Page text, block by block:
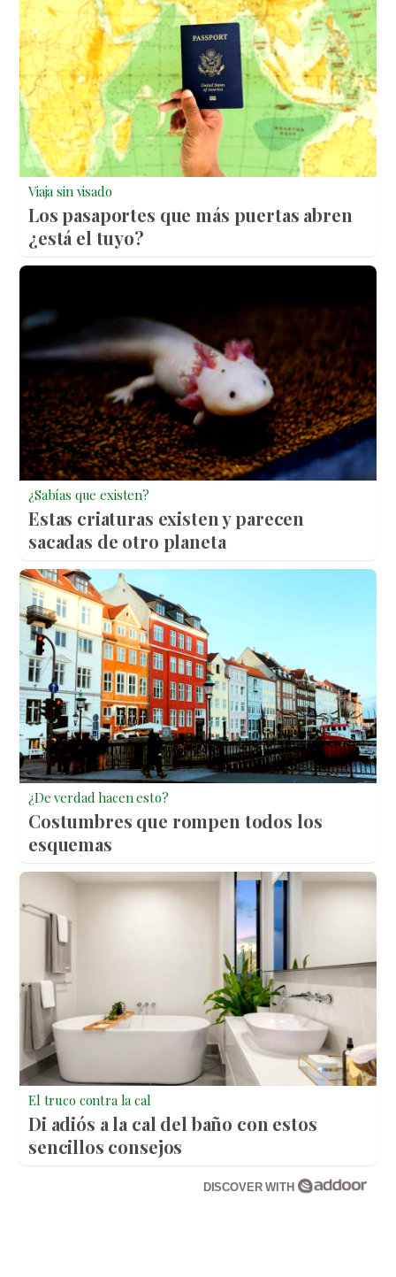
Viaja sin visado
Los pasaportes que más puertas abren
¿está el tuyo?
¿Sabías que existen?
Estas criaturas existen y parecen
sacadas de otro planeta
¿De verdad hacen esto?
Costumbres que rompen todos los
esquemas
El truco contra la cal
Di adiós a la cal del baño con estos
sencillos consejos
DISCOVER WITH